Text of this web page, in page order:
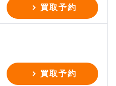
買取予約
買取予約